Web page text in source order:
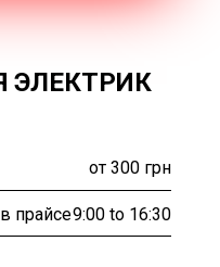
ЭЛЕКТРИК
от 300 грн
прайсе9:00 to 16:30